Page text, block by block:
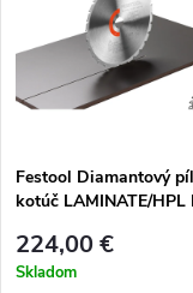
Festool Diamantový
kotúč LAMINATE/HPL
224,00 €
Skladom